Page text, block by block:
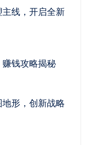
线，开启全新
钱攻略揭秘
形，创新战略